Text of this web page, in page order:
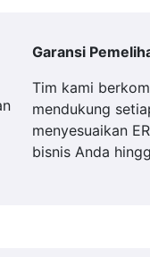
Garansi
Tim kami
mendukung
menyesuaikan
bisnis Anda